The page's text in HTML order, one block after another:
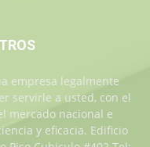
empresa legalmente
servirle a usted, con el
mercado nacional e
y eficacia. Edificio